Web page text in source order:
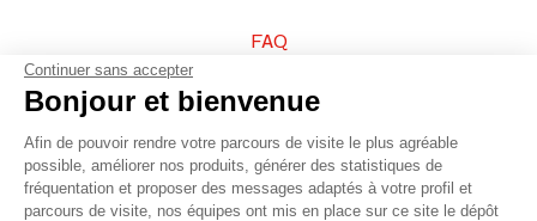
FAQ
Vendez vos produits
Plan du site
Continuer sans accepter
Bonjour et bienvenue
Afin de pouvoir rendre votre parcours de visite le plus agréable
possible, améliorer nos produits, générer des statistiques de
fréquentation et proposer des messages adaptés à votre profil et
parcours de visite, nos équipes ont mis en place sur ce site le dépôt